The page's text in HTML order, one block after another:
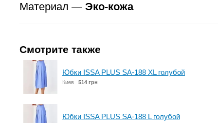
Материал — Эко-кожа
Смотрите также
Юбки ISSA PLUS SA-188 XL голубой
Киев 514 грн
Юбки ISSA PLUS SA-188 L голубой